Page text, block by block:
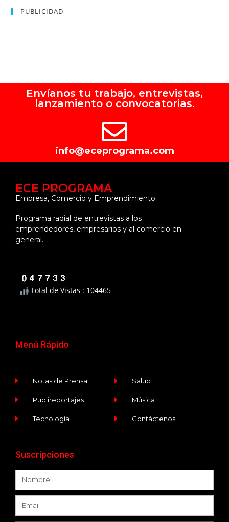
PUBLICIDAD
Envíanos tu trabajo, entrevistas,
lanzamiento o convocatorias.
info@eceprograma.com
ECE PROGRAMA
Empresa, Comercio y Emprendimiento
Programa radial de entrevistas a los
emprendedores, empresarios y al comercio en
general.
Total de Vistas : 104465
Menú Rápido
Notas de Prensa
Publireportajes
Tecnología
Salud
Música
Contáctenos
Suscripciones